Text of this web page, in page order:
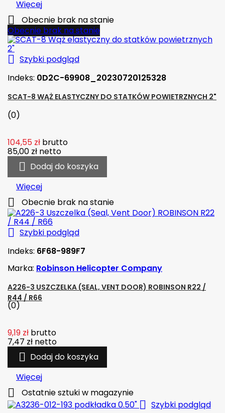
Więcej

Obecnie brak na stanie
Obecnie brak na stanie
 Szybki podgląd
Indeks: 0D2C-69908_20230720125328
SCAT-8 WĄŻ ELASTYCZNY DO STATKÓW POWIETRZNYCH 2"
(0)
104,55 zł brutto
85,00 zł netto
 Dodaj do koszyka
Więcej
 Obecnie brak na stanie
 Szybki podgląd
Indeks: 6F68-989F7
Marka: Robinson Helicopter Company
A226-3 USZCZELKA (SEAL, VENT DOOR) ROBINSON R22 /
R44 / R66
(0)
9,19 zł brutto
7,47 zł netto
 Dodaj do koszyka
Więcej
 Ostatnie sztuki w magazynie
 Szybki podgląd